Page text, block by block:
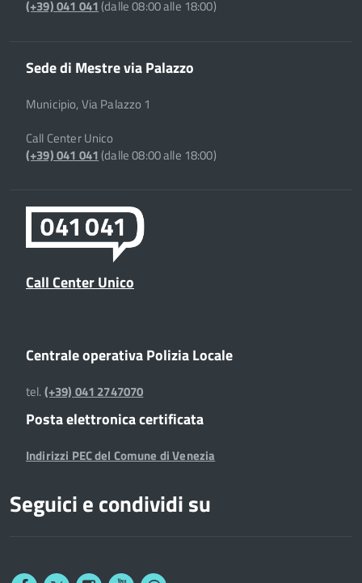
(+39) 041 041(dalle 08:00 alle 18:00)
Sede di Mestre via Palazzo
Municipio, Via Palazzo 1
Call Center Unico
(+39) 041 041(dalle 08:00 alle 18:00)
Call Center Unico
Centrale operativa Polizia Locale
tel.(+39) 041 2747070
Posta elettronica certificata
Indirizzi PEC del Comune di Venezia
Seguici e condividi su